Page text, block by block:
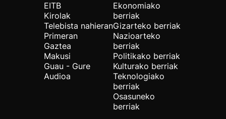
EITB
Kirolak
Telebista nahieran
Primeran
Gaztea
Makusi
Guau - Gure
Audioa
Ekonomiako
berriak
Gizarteko berriak
Nazioarteko
berriak
Politikako berriak
Kulturako berriak
Teknologiako
berriak
Osasuneko
berriak